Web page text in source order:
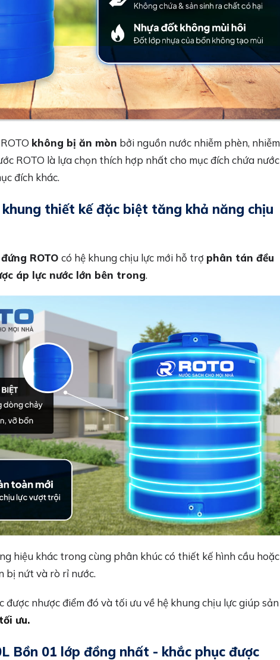
không bị ăn mòn bởi nguồn nước nhiễm phèn, nhiễm
ROTO là lựa chọn thích hợp nhất cho mục đích chứa nước
đích khác.
khung thiết kế đặc biệt tăng khả năng chịu
ROTO có hệ khung chịu lực mới hỗ trợ phân tán đều
áp lực nước lớn bên trong.
hiệu khác trong cùng phân khúc có thiết kế hình cầu hoặc
bị nứt và rò rỉ nước.
được nhược điểm đó và tối ưu về hệ khung chịu lực giúp sản
ưu.
Bồn 01 lớp đồng nhất - khắc phục được